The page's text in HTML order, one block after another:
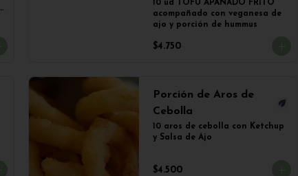
10 ud TOFU APANADO FRITO
acompañado con veganesa de
ajo y porción de hummus
$4.750
Porción de Aros de
Cebolla
10 aros de cebolla con Ketchup
y Salsa de Ajo
$4.500